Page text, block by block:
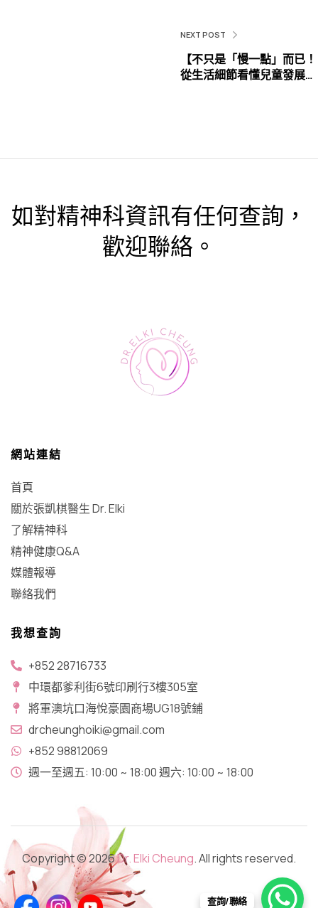
NEXT POST
【不只是「慢一點」而已！
從生活細節看懂兒童發展遲
如對精神科資訊有任何查詢，
歡迎聯絡。
網站連結
首頁
關於張凱棋醫生 Dr. Elki
了解精神科
精神健康Q&A
媒體報導
聯絡我們
我想查詢
+852 28716733
中環都爹利街6號印刷行3樓305室
將軍澳坑口​海悅豪園商場UG18號鋪
drcheunghoiki@gmail.com
+852 98812069
週一至週五: 10:00 ~ 18:00 週六: 10:00 ~ 18:00
Copyright © 2026Dr. Elki Cheung. All rights reserved.
查詢/聯絡